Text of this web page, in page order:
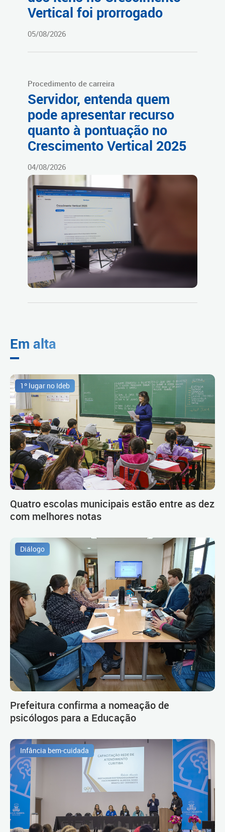
Vertical foi prorrogado
05/08/2026
Procedimento de carreira
Servidor, entenda quem
pode apresentar recurso
quanto à pontuação no
Crescimento Vertical 2025
04/08/2026
Em alta
1º lugar no Ideb
Quatro escolas municipais estão entre as dez
com melhores notas
Diálogo
Prefeitura confirma a nomeação de
psicólogos para a Educação
Infância bem-cuidada